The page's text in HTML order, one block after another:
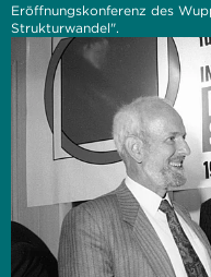
Eröffnungskonferenz des
Strukturwandel".